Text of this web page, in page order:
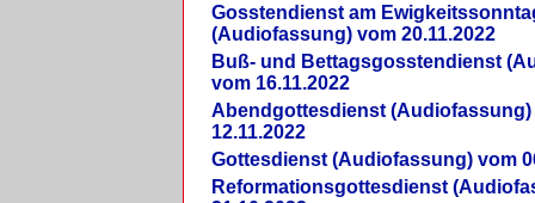
Gosstendienst am
(Audiofassung) vom 20.11.2022
Buß- und Bettagsgosstendienst
vom 16.11.2022
Abendgottesdienst (Audiofassung)
12.11.2022
Gottesdienst (Audiofassung) vom
Reformationsgottesdienst